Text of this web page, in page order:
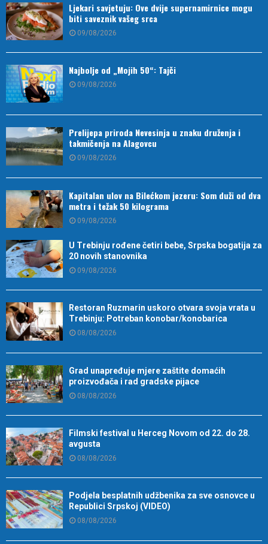
Ljekari savjetuju: Ove dvije supernamirnice mogu
biti saveznik vašeg srca
09/08/2026
Najbolje od „Mojih 50“: Tajči
09/08/2026
Prelijepa priroda Nevesinja u znaku druženja i
takmičenja na Alagovcu
09/08/2026
Kapitalan ulov na Bilećkom jezeru: Som duži od dva
metra i težak 50 kilograma
09/08/2026
U Trebinju rođene četiri bebe, Srpska bogatija za
20 novih stanovnika
09/08/2026
Restoran Ruzmarin uskoro otvara svoja vrata u
Trebinju: Potreban konobar/konobarica
08/08/2026
Grad unapređuje mjere zaštite domaćih
proizvođača i rad gradske pijace
08/08/2026
Filmski festival u Herceg Novom od 22. do 28.
avgusta
08/08/2026
Podjela besplatnih udžbenika za sve osnovce u
Republici Srpskoj (VIDEO)
08/08/2026